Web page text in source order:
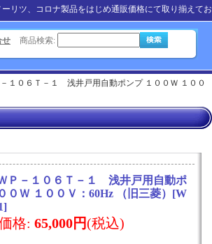
リツ、コロナ製品をはじめ通販価格にて取り揃えてお
せ 商品検索:
１０６Ｔ－１ 浅井戸用自動ポンプ １００Ｗ １００
Ｐ－１０６Ｔ－１ 浅井戸用自動ポ
０Ｗ １００Ｖ：60Hz （旧三菱） [W
]
格: 65,000円(税込)